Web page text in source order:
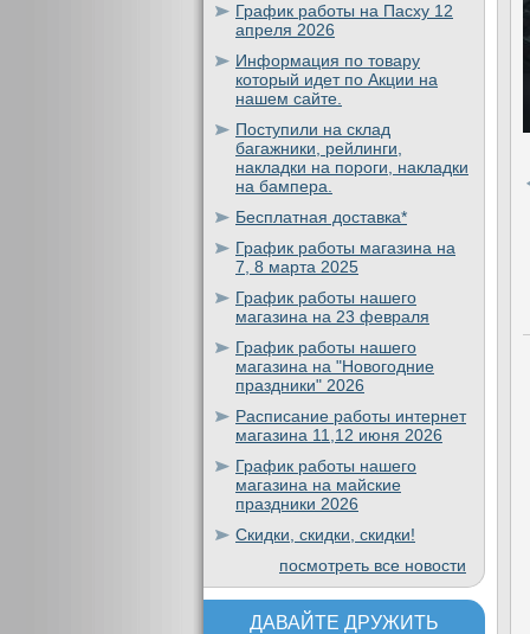
График работы на Пасху 12
апреля 2026
Информация по товару
который идет по Акции на
нашем сайте.
Поступили на склад
багажники, рейлинги,
накладки на пороги, накладки
на бампера.
Бесплатная доставка*
График работы магазина на
7, 8 марта 2025
График работы нашего
магазина на 23 февраля
График работы нашего
магазина на "Новогодние
праздники" 2026
Расписание работы интернет
магазина 11,12 июня 2026
График работы нашего
магазина на майские
праздники 2026
Скидки, скидки, скидки!
посмотреть все новости
ДАВАЙТЕ ДРУЖИТЬ